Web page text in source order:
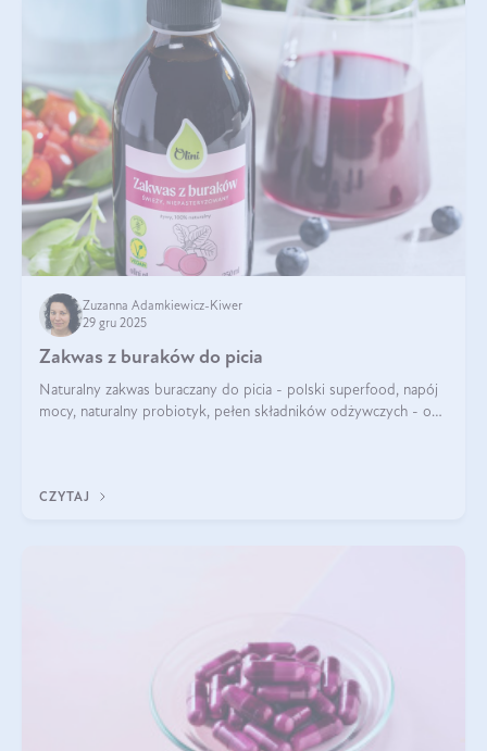
Zuzanna Adamkiewicz-Kiwer
29 gru 2025
Zakwas z buraków do picia
Naturalny zakwas buraczany do picia - polski superfood, napój
mocy, naturalny probiotyk, pełen składników odżywczych - o
CZYTAJ